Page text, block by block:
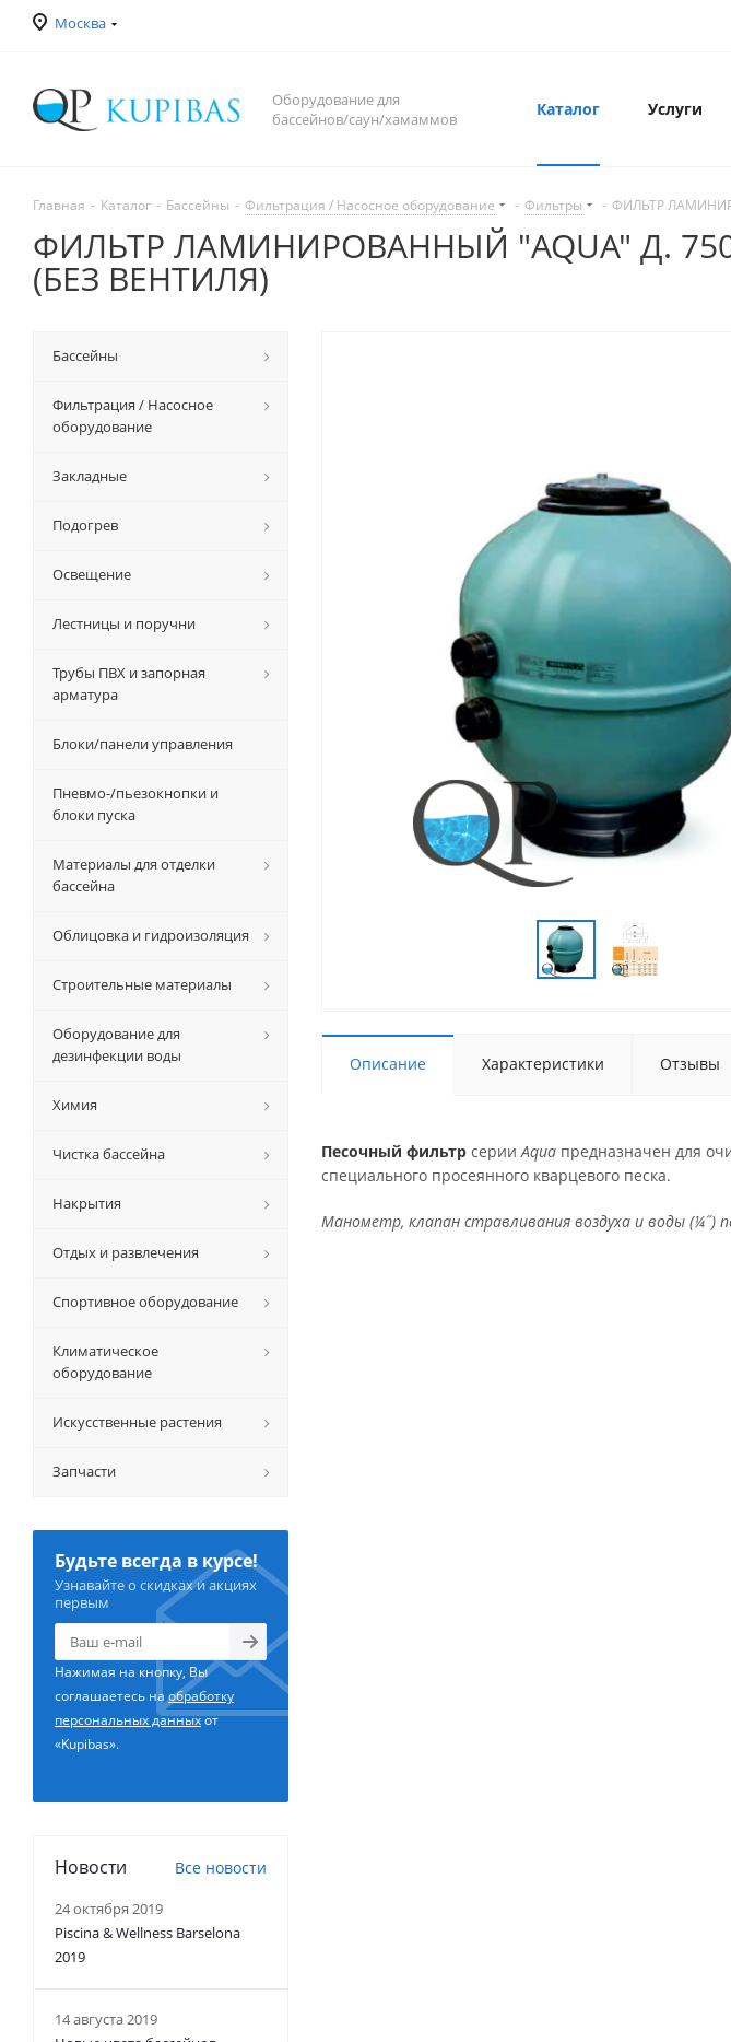
Москва
Оборудование для
бассейнов/саун/хамаммов
Каталог Услуги
Главная - Каталог - Бассейны - Фильтрация / Насосное оборудование - Фильтры - ФИЛЬТР
ФИЛЬТР ЛАМИНИРОВАННЫЙ "AQUA" Д.
(БЕЗ ВЕНТИЛЯ)
Описание Характеристики Отзывы
Песочный фильтр серииAqua предназначен для
специального просеянного кварцевого песка.
Манометр, клапан стравливания воздуха и воды (¼˝)
Бассейны
Фильтрация / Насосное
оборудование
Закладные
Подогрев
Освещение
Лестницы и поручни
Трубы ПВХ и запорная
арматура
Блоки/панели управления
Пневмо-/пьезокнопки и
блоки пуска
Материалы для отделки
бассейна
Облицовка и гидроизоляция
Строительные материалы
Оборудование для
дезинфекции воды
Химия
Чистка бассейна
Накрытия
Отдых и развлечения
Спортивное оборудование
Климатическое
оборудование
Искусственные растения
Запчасти
Будьте всегда в курсе!
Узнавайте о скидках и акциях
первым
Нажимая на кнопку, Вы
соглашаетесь наобработку
персональных данныхот
«Kupibas».
Новости Все новости
24 октября 2019
Piscina & Wellness Barselona
2019
14 августа 2019